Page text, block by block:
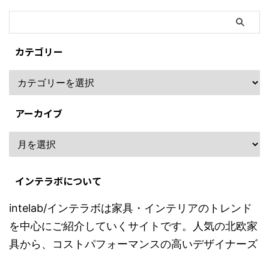
カテゴリー
アーカイブ
インテラボについて
intelab/インテラボは家具・インテリアのトレンド
を中心にご紹介していくサイトです。人気の北欧家
具から、コストパフォーマンスの高いデザイナーズ